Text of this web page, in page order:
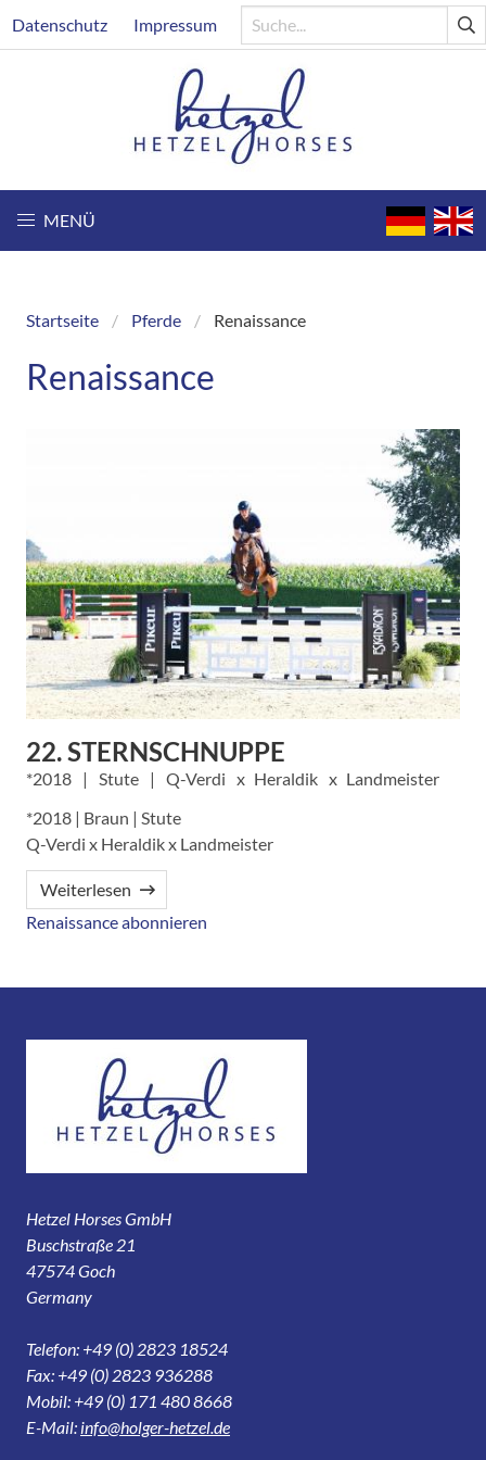
zum
Header
Datenschutz Impressum
MENÜ
Breadcrumb
Startseite Pferde Renaissance
Renaissance
22. STERNSCHNUPPE
2018 Stute Q-Verdi Heraldik
Landmeister
*2018 | Braun | Stute
Q-Verdi x Heraldik x Landmeister
Weiterlesen
Renaissance abonnieren
Hetzel Horses GmbH
Buschstraße 21
47574 Goch
Germany
Telefon: +49 (0) 2823 18524
Fax: +49 (0) 2823 936288
Mobil: +49 (0) 171 480 8668
E-Mail: info@holger-hetzel.de